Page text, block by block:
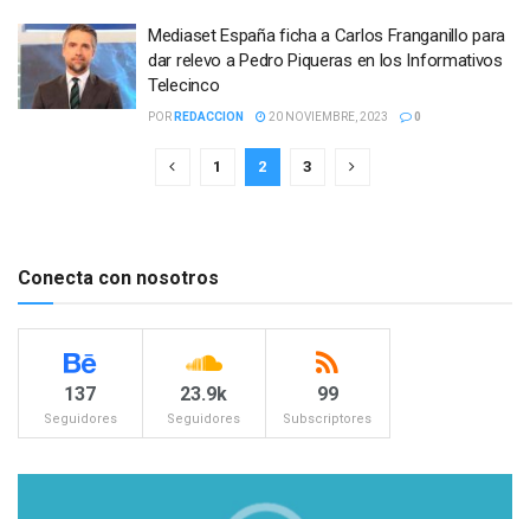
Mediaset España ficha a Carlos Franganillo para
dar relevo a Pedro Piqueras en los Informativos
Telecinco
POR REDACCION 20 NOVIEMBRE, 2023 0
1 2 3
Conecta con nosotros
137
Seguidores
23.9k
Seguidores
99
Subscriptores